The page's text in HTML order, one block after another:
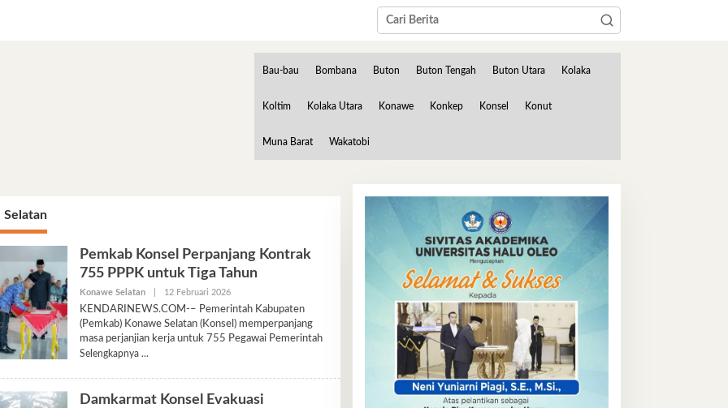
Bau-bau Bombana Buton Buton Tengah Buton Utara Kolaka
Koltim Kolaka Utara Konawe Konkep Konsel Konut
Muna Barat Wakatobi
Selatan
Pemkab Konsel Perpanjang Kontrak
755 PPPK untuk Tiga Tahun
Konawe Selatan 12 Februari 2026Oleh
KENDARINEWS.COM-– Pemerintah Kabupaten
(Pemkab) Konawe Selatan (Konsel) memperpanjang
masa perjanjian kerja untuk 755 Pegawai Pemerintah
Selengkapnya
Damkarmat Konsel Evakuasi